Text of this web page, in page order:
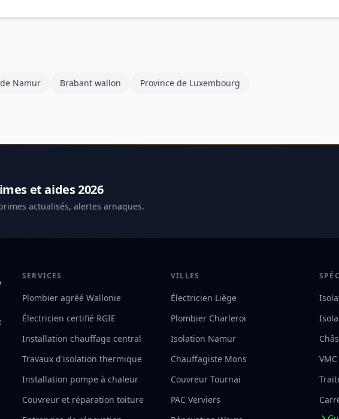
Namur Brabant wallon
Province de Luxembourg
et aides 2026
actualisés, alertes arnaques.
SERVICES
Plombier agréé Wallonie
Électricien certifié RGIE
Installation chauffage central
Travaux d'isolation thermique
Installation pompe à chaleur
Couvreur et réparation toiture
VILLES
Électricien Liège
Plombier Charleroi
Isolation Namur
Chauffagiste Mons
Couvreur Tournai
PAC Verviers